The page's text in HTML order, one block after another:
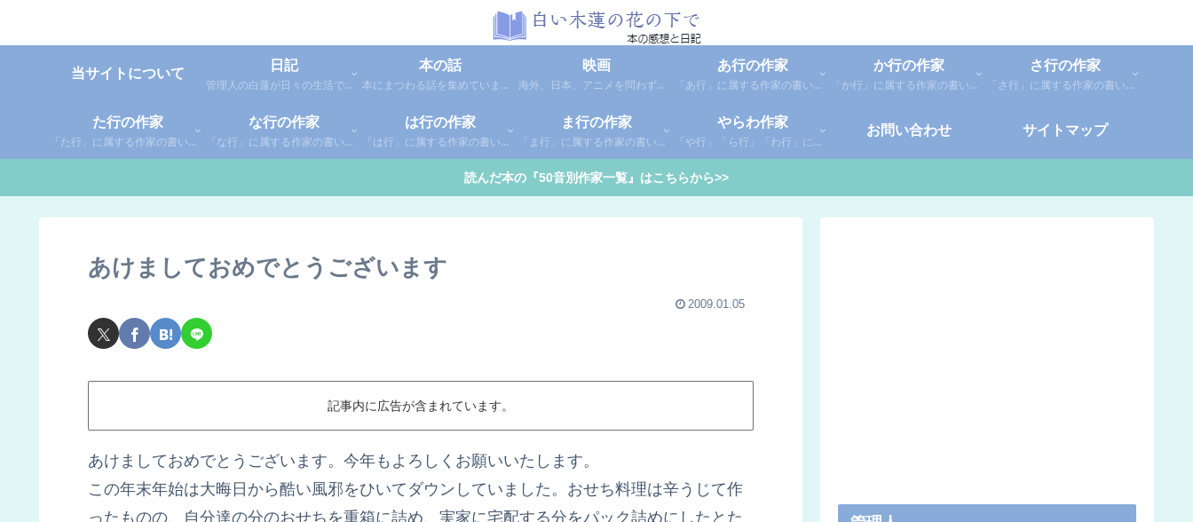
当サイトについて
日記
管理人の白蓮が日々の生活で感じた事や考えた事を綴った個人的な日記です。
本の話
本にまつわる話を集めています。1年間に読んだ本の総括や、本に関する話題など。
映画
海外、日本、アニメを問わず映画の感想（レビュー）を綴っています。
あ行の作家
「あ行」に属する作家の書いた本の感想です。「あ」「い」「う」「え」「お」に分類しているので、お好きな作家の作品を探してみてください。
か行の作家
「か行」に属する作家の書いた本の感想です。さらに「か」「き」「く」「け」「こ」に分類していあります。お好きな作家の作品を探してみてください。
さ行の作家
「さ行」に属する作家の書いた本の感想です。さらに「さ」「し」「す」「せ」「そ」に分類していあります。お好きな作家の作品を探してみてください。
た行の作家
「た行」に属する作家の書いた本の感想です。さらに「た」「ち」「つ」「て」「と」に分類していあります。お好きな作家の作品を探してみてください。
な行の作家
「な行」に属する作家の書いた本の感想です。さらに「な」「に」「ぬ」「ね」「の」に分類していあります。お好きな作家の作品を探してみてください。
は行の作家
「は行」に属する作家の書いた本の感想です。さらに「は」「ひ」「ふ」「へ」「ほ」に分類していあります。お好きな作家の作品を探してみてください。
ま行の作家
「ま行」に属する作家の書いた本の感想です。さらに「ま」「み」「む」「め」「も」に分類していあります。お好きな作家の作品を探してみてください。
やらわ作家
「や行」「ら行」「わ行」に属する作家の書いた本の感想です。さらに「や」「ゆ」「よ」「り」「れ」「わ」に分類していあります。お好きな作家の作品を探してみてください。
お問い合わせ サイトマップ
読んだ本の『50音別作家一覧』はこちらから>>
あけましておめでとうございます
2009.01.05
記事内に広告が含まれています。
あけましておめでとうございます。今年もよろしくお願いいたします。
この年末年始は大晦日から酷い風邪をひいてダウンしていました。おせち料理は辛うじて作
ったものの、自分達の分のおせちを重箱に詰め、実家に宅配する分をパック詰めにしたとた